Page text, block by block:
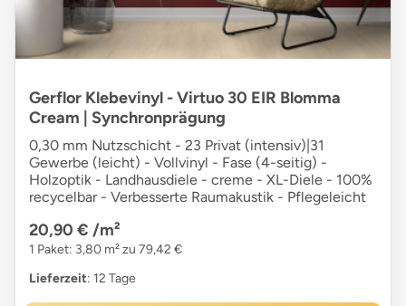
Gerflor Klebevinyl - Virtuo 30 EIR Blomma
Cream | Synchronprägung
0,30 mm Nutzschicht - 23 Privat (intensiv)|31
Gewerbe (leicht) - Vollvinyl - Fase (4-seitig) -
Holzoptik - Landhausdiele - creme - XL-Diele - 100%
recycelbar - Verbesserte Raumakustik - Pflegeleicht
20,90 € /m²
1 Paket: 3,80 m² zu 79,42 €
Lieferzeit: 12 Tage